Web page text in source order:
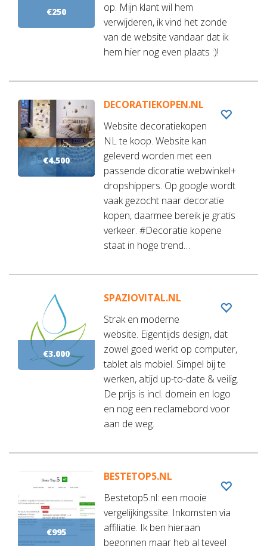
€250
op. Mijn klant wil hem
verwijderen, ik vind het zonde
van de website vandaar dat ik
hem hier nog even plaats :)!
€4.500
DECORATIEKOPEN.NL
Website decoratiekopen
NL te koop. Website kan
geleverd worden met een
passende dicoratie webwinkel+
dropshippers. Op google wordt
vaak gezocht naar decoratie
kopen, daarmee bereik je gratis
verkeer. #Decoratie kopene
staat in hoge trend…
€3.000
SPAZIOVITAL.NL
Strak en moderne
website. Eigentijds design, dat
zowel goed werkt op computer,
tablet als mobiel. Simpel bij te
werken, altijd up-to-date & veilig.
De prijs is incl. domein en logo
en nog een reclamebord voor
aan de weg.
€995
BESTETOP5.NL
Bestetop5.nl: een mooie
vergelijkingssite. Inkomsten via
affiliatie. Ik ben hieraan
begonnen maar heb al teveel